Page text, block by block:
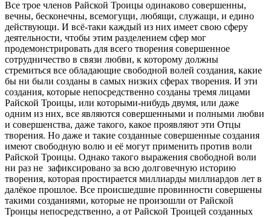
Все трое членов Райской Троицы одинаково совершенны,
вечны, бесконечны, всемогущи, любящи, служащи, и едино
действующи. И всё-таки каждый из них имеет свою сферу
деятельности, чтобы этим разделением сфер мог
продемонстрировать для всего творения совершенное
сотрудничество в связи любви, к которому должны
стремиться все обладающие свободной волей создания, какие
бы ни были созданы в самых низких сферах творения. И эти
создания, которые непосредственно созданы тремя лицами
Райской Троицы, или которыми-нибудь двумя, или даже
одним из них, все являются совершенными и полными любви
и совершенства, даже такого, какое проявляют эти Отцы
творения. Но даже и такие созданные совершенные создания
имеют свободную волю и её могут применить против воли
Райской Троицы. Однако такого выражения свободной воли
ни раз не зафиксировано за всю долговечную историю
творения, которая простирается миллиарды миллиардов лет в
далёкое прошлое. Все происшедшие провинности совершены
такими созданиями, которые не произошли от Райской
Троицы непосредственно, а от Райской Троицей созданных